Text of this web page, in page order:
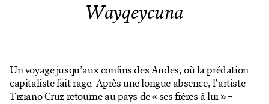
Mon compte
Wayqeycuna
Un voyage jusqu’aux confins des Andes, où la prédation
capitaliste fait rage. Après une longue absence, l’artiste
Tiziano Cruz retourne au pays de « ses frères à lui » –